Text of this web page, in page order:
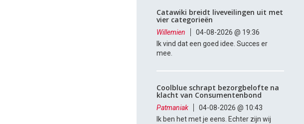
Catawiki breidt liveveilingen uit met
vier categorieën
Willemien
04-08-2026 @ 19:36
Ik vind dat een goed idee. Succes er
mee.
Coolblue schrapt bezorgbelofte na
klacht van Consumentenbond
Patmaniak
04-08-2026 @ 10:43
Ik ben het met je eens. Echter zijn wij